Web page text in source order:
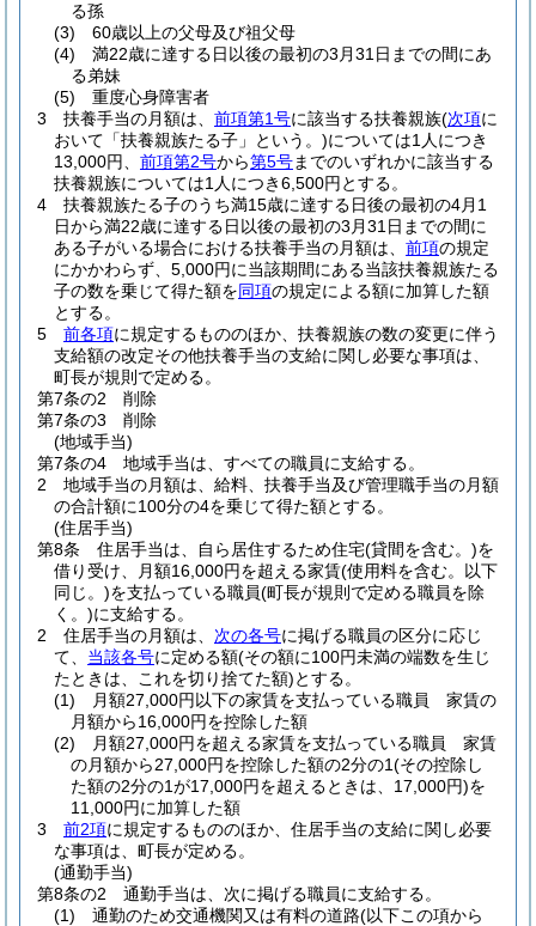
る孫
(3)
60歳以上の父母及び祖父母
(4)
満22歳に達する日以後の最初の3月31日までの間にあ
る弟妹
(5)
重度心身障害者
3
扶養手当の月額は、 前項第1号に該当する扶養親族(次項に
おいて「扶養親族たる子」という。)については1人につき
13,000円、 前項第2号から第5号までのいずれかに該当する
扶養親族については1人につき6,500円とする。
4
扶養親族たる子のうち満15歳に達する日後の最初の4月1
日から満22歳に達する日以後の最初の3月31日までの間に
ある子がいる場合における扶養手当の月額は、 前項の規定
にかかわらず、5,000円に当該期間にある当該扶養親族たる
子の数を乗じて得た額を同項の規定による額に加算した額
とする。
5
前各項に規定するもののほか、扶養親族の数の変更に伴う
支給額の改定その他扶養手当の支給に関し必要な事項は、
町長が規則で定める。
第7条の2
削除
第7条の3
削除
(地域手当)
第7条の4
地域手当は、すべての職員に支給する。
2
地域手当の月額は、給料、扶養手当及び管理職手当の月額
の合計額に100分の4を乗じて得た額とする。
(住居手当)
第8条
住居手当は、自ら居住するため住宅(貸間を含む。)を
借り受け、月額16,000円を超える家賃(使用料を含む。以下
同じ。)を支払っている職員(町長が規則で定める職員を除
く。)に支給する。
2
住居手当の月額は、 次の各号に掲げる職員の区分に応じ
て、 当該各号に定める額(その額に100円未満の端数を生じ
たときは、これを切り捨てた額)とする。
(1)
月額27,000円以下の家賃を支払っている職員 家賃の
月額から16,000円を控除した額
(2)
月額27,000円を超える家賃を支払っている職員 家賃
の月額から27,000円を控除した額の2分の1(その控除し
た額の2分の1が17,000円を超えるときは、17,000円)を
11,000円に加算した額
3
前2項に規定するもののほか、住居手当の支給に関し必要
な事項は、町長が定める。
(通勤手当)
第8条の2
通勤手当は、次に掲げる職員に支給する。
(1)
通勤のため交通機関又は有料の道路(以下この項から